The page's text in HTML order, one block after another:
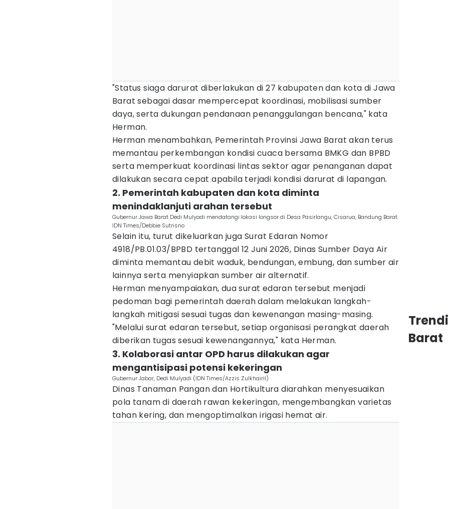
"Status siaga darurat diberlakukan di 27 kabupaten dan kota di Jawa
Barat sebagai dasar mempercepat koordinasi, mobilisasi sumber
daya, serta dukungan pendanaan penanggulangan bencana," kata
Herman.
Herman menambahkan, Pemerintah Provinsi Jawa Barat akan terus
memantau perkembangan kondisi cuaca bersama BMKG dan BPBD
serta memperkuat koordinasi lintas sektor agar penanganan dapat
dilakukan secara cepat apabila terjadi kondisi darurat di lapangan.
2. Pemerintah kabupaten dan kota diminta
menindaklanjuti arahan tersebut
Gubernur Jawa Barat Dedi Mulyadi mendatangi lokasi longsor di Desa Pasirlangu, Cisarua, Bandung Barat.
IDN Times/Debbie Sutrisno
Selain itu, turut dikeluarkan juga Surat Edaran Nomor
4918/PB.01.03/BPBD tertanggal 12 Juni 2026, Dinas Sumber Daya Air
diminta memantau debit waduk, bendungan, embung, dan sumber air
lainnya serta menyiapkan sumber air alternatif.
Herman menyampaiakan, dua surat edaran tersebut menjadi
pedoman bagi pemerintah daerah dalam melakukan langkah-
langkah mitigasi sesuai tugas dan kewenangan masing-masing.
"Melalui surat edaran tersebut, setiap organisasi perangkat daerah
diberikan tugas sesuai kewenangannya," kata Herman.
3. Kolaborasi antar OPD harus dilakukan agar
mengantisipasi potensi kekeringan
Gubernur Jabar, Dedi Mulyadi (IDN Times/Azzis Zulkhairil)
Dinas Tanaman Pangan dan Hortikultura diarahkan menyesuaikan
pola tanam di daerah rawan kekeringan, mengembangkan varietas
tahan kering, dan mengoptimalkan irigasi hemat air.
Barat